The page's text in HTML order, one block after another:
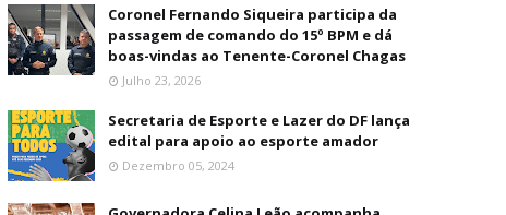
Coronel Fernando Siqueira participa da
passagem de comando do 15º BPM e dá
boas-vindas ao Tenente-Coronel Chagas
Julho 23, 2026
Secretaria de Esporte e Lazer do DF lança
edital para apoio ao esporte amador
Dezembro 05, 2024